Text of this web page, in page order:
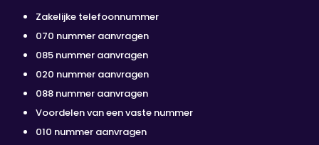
Zakelijke telefoonnummer
070 nummer aanvragen
085 nummer aanvragen
020 nummer aanvragen
088 nummer aanvragen
Voordelen van een vaste nummer
010 nummer aanvragen